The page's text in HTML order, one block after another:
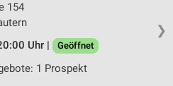
❯
154
Uhr |
Geöffnet
1 Prospekt